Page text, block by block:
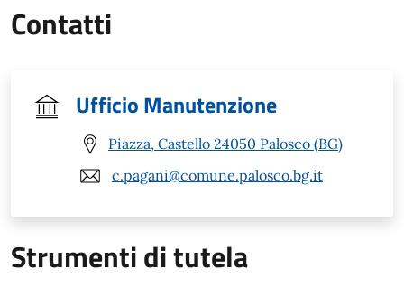
Contatti
Ufficio Manutenzione
Piazza, Castello 24050 Palosco (BG)
c.pagani@comune.palosco.bg.it
Strumenti di tutela